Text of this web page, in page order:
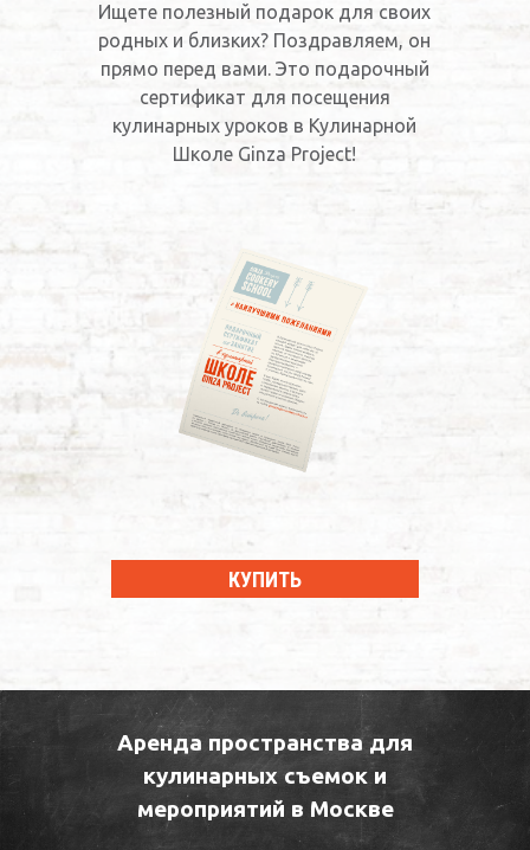
КУПИТЬ
Ищете полезный подарок для своих
родных и близких? Поздравляем, он
прямо перед вами. Это подарочный
сертификат для посещения
кулинарных уроков в Кулинарной
Школе Ginza Project!
Аренда пространства для
кулинарных съемок и
мероприятий в Москве